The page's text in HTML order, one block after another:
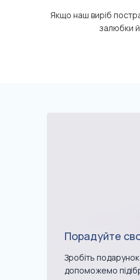
Якщо наш виріб
залюбки
Порадуйте
Зробіть
допоможемо